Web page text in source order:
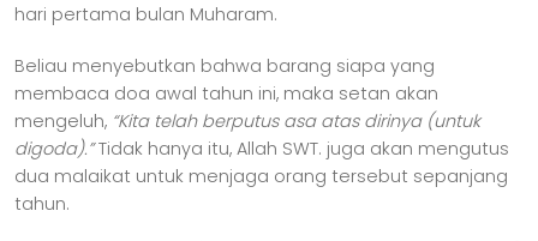
hari pertama bulan Muharam.
Beliau menyebutkan bahwa barang siapa yang
membaca doa awal tahun ini, maka setan akan
mengeluh, “Kita telah berputus asa atas dirinya (untuk
digoda).”Tidak hanya itu, Allah SWT. juga akan mengutus
dua malaikat untuk menjaga orang tersebut sepanjang
tahun.